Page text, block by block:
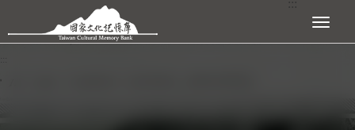
跳到主要內容區塊 展開選單